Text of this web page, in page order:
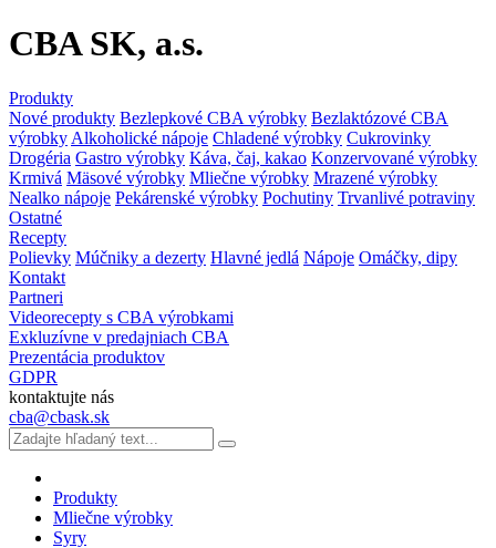
CBA SK, a.s.
Produkty
Nové produkty Bezlepkové CBA výrobky Bezlaktózové CBA
výrobky Alkoholické nápoje Chladené výrobky Cukrovinky
Drogéria Gastro výrobky Káva, čaj, kakao Konzervované výrobky
Krmivá Mäsové výrobky Mliečne výrobky Mrazené výrobky
Nealko nápoje Pekárenské výrobky Pochutiny Trvanlivé potraviny
Ostatné
Recepty
Polievky Múčniky a dezerty Hlavné jedlá Nápoje Omáčky, dipy
Kontakt
Partneri
Videorecepty s CBA výrobkami
Exkluzívne v predajniach CBA
Prezentácia produktov
GDPR
kontaktujte nás
cba@cbask.sk
Produkty
Mliečne výrobky
Syry